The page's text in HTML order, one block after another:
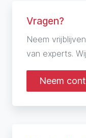
Vragen?
Neem
van experts.
Neem